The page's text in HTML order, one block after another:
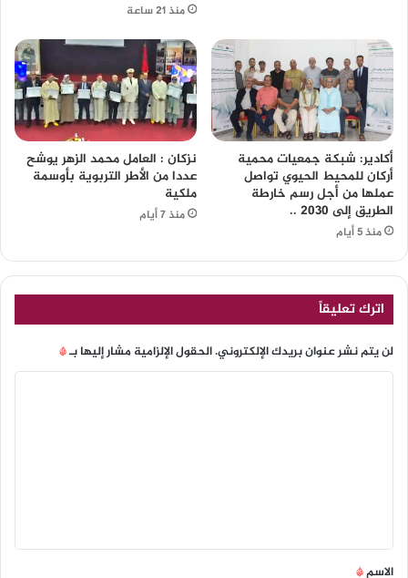
منذ 21 ساعة
أكادير: شبكة جمعيات محمية
أركان للمحيط الحيوي تواصل
عملها من أجل رسم خارطة
الطريق إلى 2030 ..
منذ 5 أيام
نزكان : العامل محمد الزهر يوشح
عددا من الأطر التربوية بأوسمة
ملكية
منذ 7 أيام
اترك تعليقاً
لن يتم نشر عنوان بريدك الإلكتروني.الحقول الإلزامية مشار إليها بـ*
الاسم*